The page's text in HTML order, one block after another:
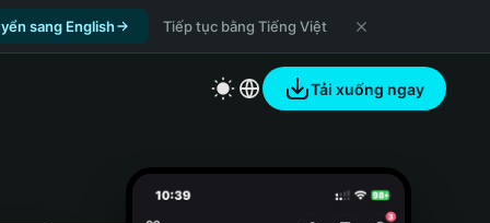
sang English Tiếp tục bằng Tiếng Việt
Tải xuống ngay